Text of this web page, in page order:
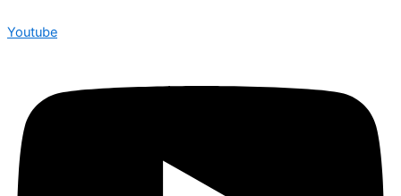
Youtube